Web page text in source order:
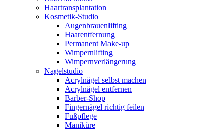
Haartransplantation
Kosmetik-Studio
Augenbrauenlifting
Haarentfernung
Permanent Make-up
Wimpernlifting
Wimpernverlängerung
Nagelstudio
Acrylnägel selbst machen
Acrylnägel entfernen
Barber-Shop
Fingernägel richtig feilen
Fußpflege
Maniküre